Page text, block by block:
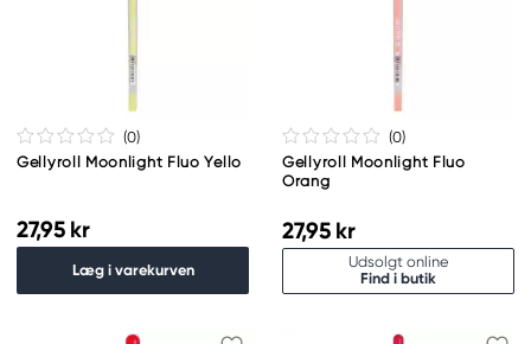
(0)
Gellyroll Moonlight Fluo Yello
27,95 kr
Læg i varekurven
(0)
Gellyroll Moonlight Fluo
Orang
27,95 kr
Udsolgt online
Find i butik